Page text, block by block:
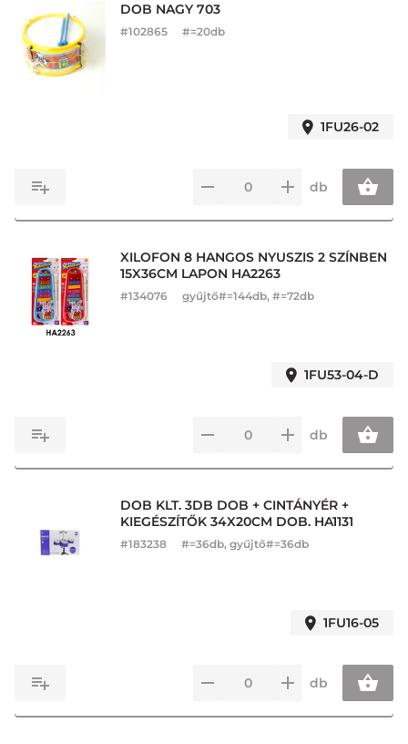
DOB NAGY 703
#102865 #=20db
1FU26-02
db
XILOFON 8 HANGOS NYUSZIS 2 SZÍNBEN
15X36CM LAPON HA2263
#134076 gyűjtő#=144db, #=72db
1FU53-04-D
db
DOB KLT. 3DB DOB + CINTÁNYÉR +
KIEGÉSZÍTŐK 34X20CM DOB. HA1131
#183238 #=36db, gyűjtő#=36db
1FU16-05
db